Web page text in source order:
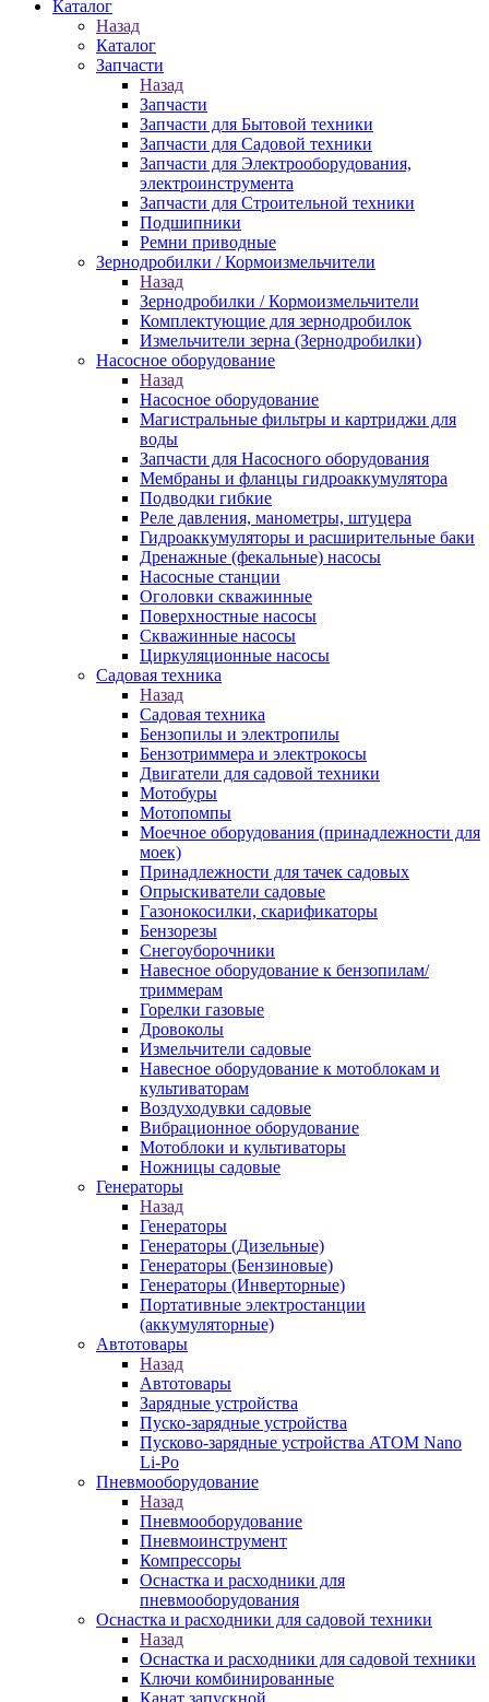
Каталог
Назад
Каталог
Запчасти
Назад
Запчасти
Запчасти для Бытовой техники
Запчасти для Садовой техники
Запчасти для Электрооборудования,
электроинструмента
Запчасти для Строительной техники
Подшипники
Ремни приводные
Зернодробилки / Кормоизмельчители
Назад
Зернодробилки / Кормоизмельчители
Комплектующие для зернодробилок
Измельчители зерна (Зернодробилки)
Насосное оборудование
Назад
Насосное оборудование
Магистральные фильтры и картриджи для
воды
Запчасти для Насосного оборудования
Мембраны и фланцы гидроаккумулятора
Подводки гибкие
Реле давления, манометры, штуцера
Гидроаккумуляторы и расширительные баки
Дренажные (фекальные) насосы
Насосные станции
Оголовки скважинные
Поверхностные насосы
Скважинные насосы
Циркуляционные насосы
Садовая техника
Назад
Садовая техника
Бензопилы и электропилы
Бензотриммера и электрокосы
Двигатели для садовой техники
Мотобуры
Мотопомпы
Моечное оборудования (принадлежности для
моек)
Принадлежности для тачек садовых
Опрыскиватели садовые
Газонокосилки, скарификаторы
Бензорезы
Снегоуборочники
Навесное оборудование к бензопилам/
триммерам
Горелки газовые
Дровоколы
Измельчители садовые
Навесное оборудование к мотоблокам и
культиваторам
Воздуходувки садовые
Вибрационное оборудование
Мотоблоки и культиваторы
Ножницы садовые
Генераторы
Назад
Генераторы
Генераторы (Дизельные)
Генераторы (Бензиновые)
Генераторы (Инверторные)
Портативные электростанции
(аккумуляторные)
Автотовары
Назад
Автотовары
Зарядные устройства
Пуско-зарядные устройства
Пусково-зарядные устройства ATOM Nano
Li-Po
Пневмооборудование
Назад
Пневмооборудование
Пневмоинструмент
Компрессоры
Оснастка и расходники для
пневмооборудования
Оснастка и расходники для садовой техники
Назад
Оснастка и расходники для садовой техники
Ключи комбинированные
Канат запускной